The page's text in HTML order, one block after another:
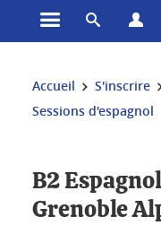
Ouvrir le menu
Ouvrir le
Vous êtes ici :
Accueil S'inscrire
Sessions d'espagnol
B2
Grenoble